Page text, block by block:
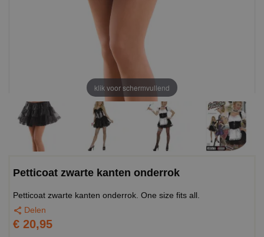
klik voor schermvullend
Petticoat zwarte kanten onderrok
Petticoat zwarte kanten onderrok. One size fits all.
Delen
€ 20,95